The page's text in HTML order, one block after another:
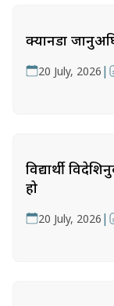
क्यानडा
20 July, 2026 |
विद्यार्थी
हो
20 July, 2026 |